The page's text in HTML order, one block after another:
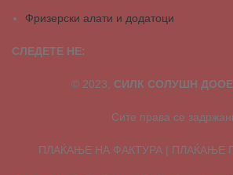
Фризерски алати и додатоци
СЛЕДЕТЕ НЕ:
© 2023, СИЛК СОЛУШН
Сите права се
ПЛАЌАЊЕ НА ФАКТУРА | ПЛАЌАЊЕ